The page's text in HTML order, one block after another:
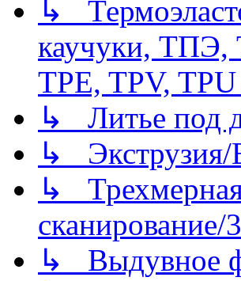
↳
каучуки, ТПЭ,
TPE, TPV,
↳ Литье под
↳ Экструзия/
↳
↳ Выдувное